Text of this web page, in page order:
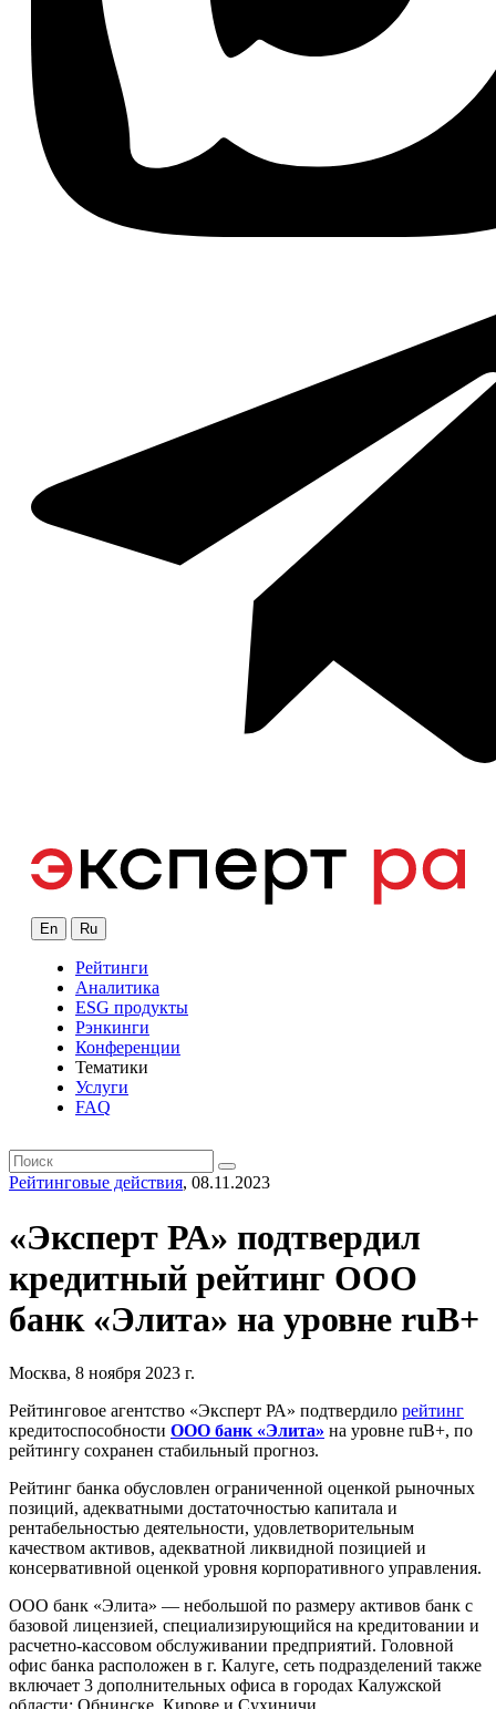
En Ru
Рейтинги
Аналитика
ESG продукты
Рэнкинги
Конференции
Тематики
Услуги
FAQ
Рейтинговые действия, 08.11.2023
«Эксперт РА» подтвердил
кредитный рейтинг ООО
банк «Элита» на уровне ruB+
Москва, 8 ноября 2023 г.
Рейтинговое агентство «Эксперт РА» подтвердило рейтинг
кредитоспособности ООО банк «Элита» на уровне ruB+, по
рейтингу сохранен стабильный прогноз.
Рейтинг банка обусловлен ограниченной оценкой рыночных
позиций, адекватными достаточностью капитала и
рентабельностью деятельности, удовлетворительным
качеством активов, адекватной ликвидной позицией и
консервативной оценкой уровня корпоративного управления.
ООО банк «Элита» — небольшой по размеру активов банк с
базовой лицензией, специализирующийся на кредитовании и
расчетно-кассовом обслуживании предприятий. Головной
офис банка расположен в г. Калуге, сеть подразделений также
включает 3 дополнительных офиса в городах Калужской